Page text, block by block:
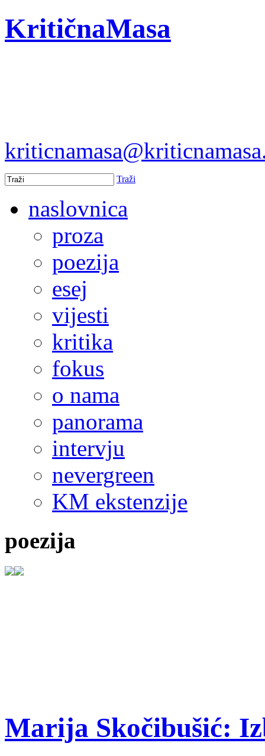
KritičnaMasa
Traži
naslovnica
proza
poezija
esej
vijesti
kritika
fokus
o nama
panorama
intervju
nevergreen
KM ekstenzije
poezija
Marija Skočibušić: